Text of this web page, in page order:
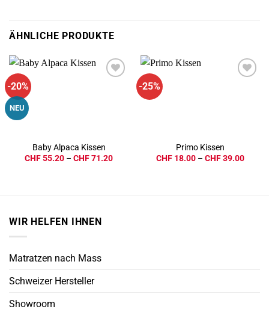
ÄHNLICHE PRODUKTE
-20%
NEU
Baby Alpaca Kissen
CHF55.20 – CHF71.20Preisspanne:
-25%
Primo Kissen
CHF 18.00 – CHF39.00
WIR HELFEN IHNEN
Matratzen nach Mass
Schweizer Hersteller
Showroom